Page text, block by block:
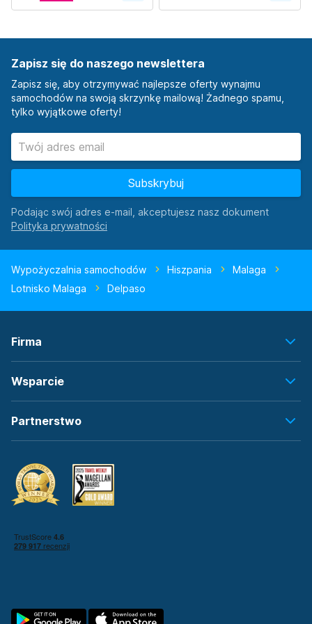
Zapisz się do naszego newslettera
Zapisz się, aby otrzymywać najlepsze oferty wynajmu
samochodów na swoją skrzynkę mailową! Żadnego spamu,
tylko wyjątkowe oferty!
Subskrybuj
Podając swój adres e-mail, akceptujesz nasz dokument
Wypożyczalnia samochodów Hiszpania
Malaga
Lotnisko Malaga
Delpaso
Firma
Wsparcie
Partnerstwo